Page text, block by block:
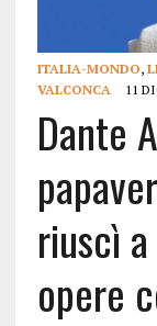
ITALIA-MONDO,
VALCONCA
11
Dante
riuscì
opere